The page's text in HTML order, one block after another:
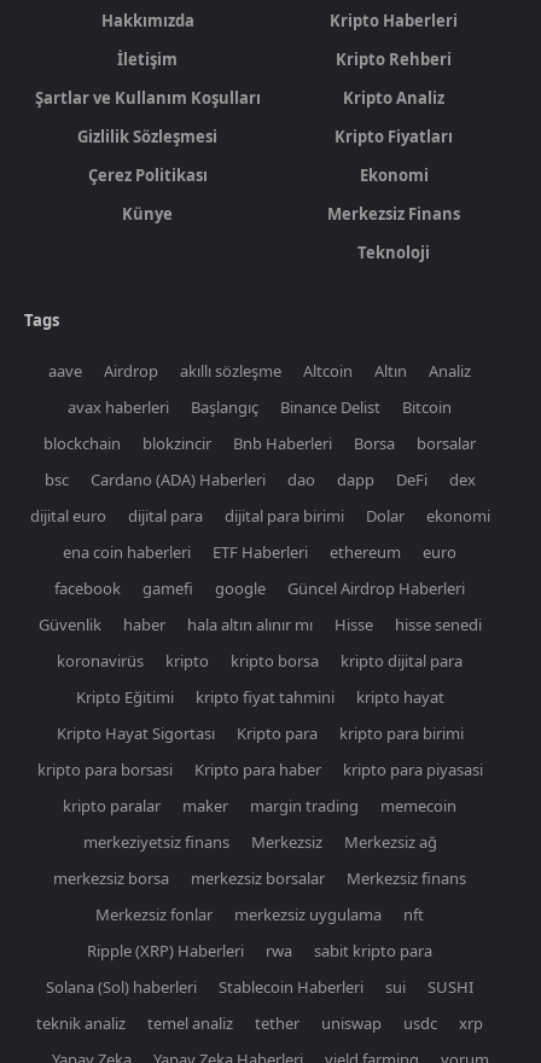
Hakkımızda
İletişim
Şartlar ve Kullanım Koşulları
Gizlilik Sözleşmesi
Çerez Politikası
Künye
Kripto Haberleri
Kripto Rehberi
Kripto Analiz
Kripto Fiyatları
Ekonomi
Merkezsiz Finans
Teknoloji
Tags
aave Airdrop akıllı sözleşme Altcoin Altın
Analiz
avax haberleri
Başlangıç Binance Delist
Bitcoin
blockchain
blokzincir Bnb Haberleri Borsa
borsalar
bsc
Cardano (ADA) Haberleri dao dapp DeFi
dex
dijital euro
dijital para dijital para birimi Dolar
ekonomi
ena coin haberleri
ETF Haberleri ethereum
euro
facebook
gamefi google
Güncel Airdrop Haberleri
Güvenlik
haber hala altın alınır mı Hisse
hisse senedi
koronavirüs
kripto kripto borsa
kripto dijital para
Kripto Eğitimi
kripto fiyat tahmini
kripto hayat
Kripto Hayat Sigortası
Kripto para
kripto para birimi
kripto para borsasi
Kripto para haber
kripto para piyasasi
kripto paralar
maker margin trading
memecoin
merkeziyetsiz finans
Merkezsiz
Merkezsiz ağ
merkezsiz borsa
merkezsiz borsalar
Merkezsiz finans
Merkezsiz fonlar
merkezsiz uygulama
nft
Ripple (XRP) Haberleri
rwa
sabit kripto para
Solana (Sol) haberleri
Stablecoin Haberleri sui
SUSHI
teknik analiz
temel analiz tether uniswap usdc
xrp